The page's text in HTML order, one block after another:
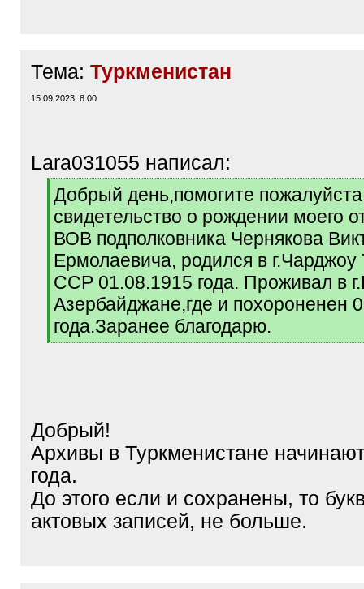
Тема: Туркменистан
15.09.2023, 8:00
Lara031055 написал:
q
]
Добрый день,помогите
свидетельство о рождении моего
ВОВ подполковника Чернякова
Ермолаевича, родился в г.Чарджоу
ССР 01.08.1915 года. Проживал в
Азербайджане,где и похороненен
года.Заранее благодарю.
[
Добрый!
Архивы в Туркменистане
года.
До этого если и сохранены, то
актовых записей, не больше.